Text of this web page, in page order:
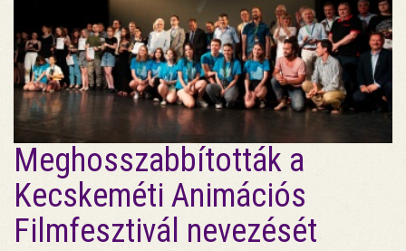
Meghosszabbították a
Kecskeméti Animációs
Filmfesztivál nevezését